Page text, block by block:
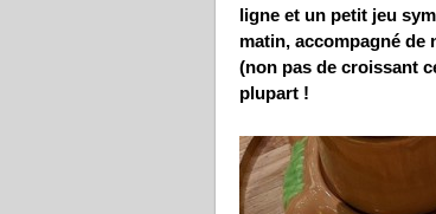
ligne et un petit jeu
matin, accompagné de
(non pas de croissant
plupart !